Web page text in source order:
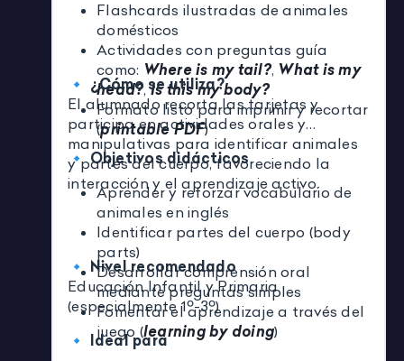
Flashcards ilustradas de animales
domésticos
Actividades con preguntas guía
como: Where is my tail?, What is my
head?,Is this my body?
Formato listo para imprimir y recortar
(printable PDF)
🔹 ¿Cómo se utiliza?
El alumnado recorta las tarjetas y
participa en actividades orales y
manipulativas para identificar animales
y partes del cuerpo, favoreciendo la
interacción y el aprendizaje activo.
🔹Objetivos didácticos
Aprender y reforzar vocabulario de
animales en inglés
Identificar partes del cuerpo (body
parts)
Desarrollar comprensión oral
mediante preguntas simples
Fomentar el aprendizaje a través del
juego (learning by doing)
🔹 Nivel recomendado
Educación Infantil y Primaria
(especialmente 1º-3º)
🔹
Ideal para